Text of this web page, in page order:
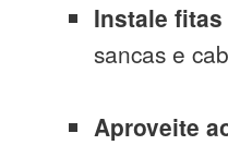
Instale fitas
sancas e
Aproveite